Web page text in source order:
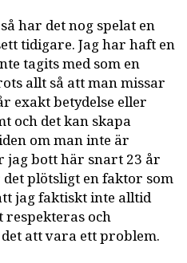
så har det nog spelat en
tidigare. Jag har haft en
tagits med som en
allt så att man missar
exakt betydelse eller
och det kan skapa
om man inte är
jag bott här snart 23 år
plötsligt en faktor som
jag faktiskt inte alltid
respekteras och
att vara ett problem.